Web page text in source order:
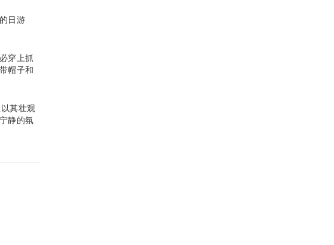
日游
穿上抓
帽子和
其壮观
静的氛
宁静的